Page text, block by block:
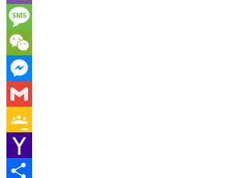
Viber
Message
WeChat
Messenger
Gmail
Google
Classroom
Yahoo